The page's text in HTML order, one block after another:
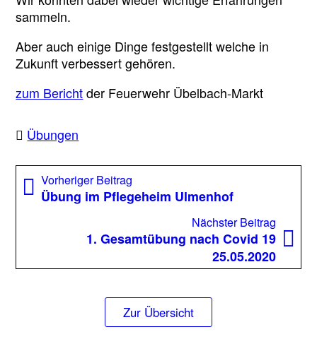
sammeln.
Aber auch einige Dinge festgestellt welche in
Zukunft verbessert gehören.
zum Berichtder Feuerwehr Übelbach-Markt
Übungen
Beitragsnavigation
Vorheriger Beitrag
Beitrag:
Übung im Pflegeheim Ulmenhof
Nächster Beitrag
1. Gesamtübung nach Covid 19
25.05.2020
Zur Übersicht